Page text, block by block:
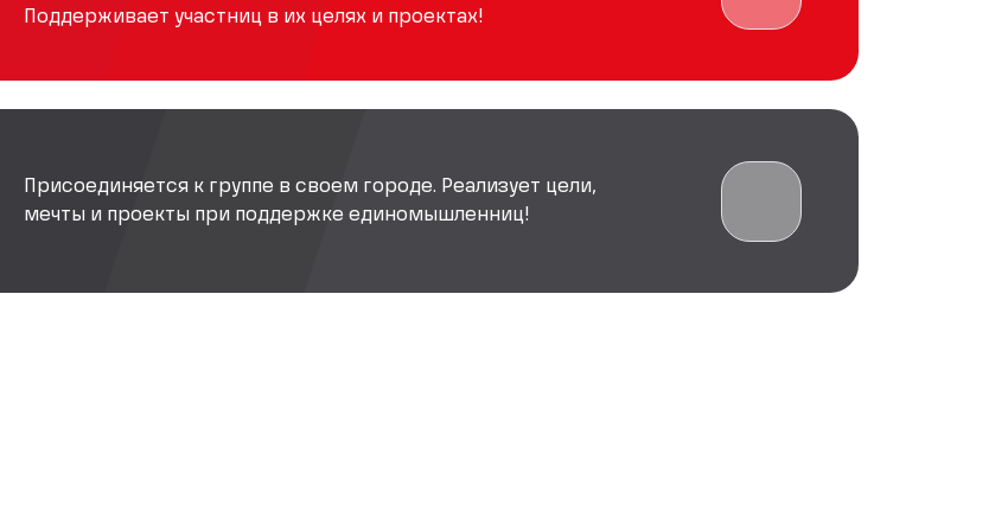
Поддерживает участниц в их целях и проектах!
Присоединяется к группе в своем городе. Реализует цели,
мечты и проекты при поддержке единомышленниц!